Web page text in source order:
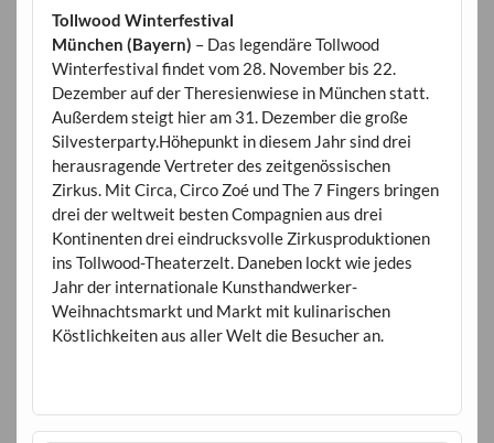
Tollwood Winterfestival
München (Bayern) – Das legendäre Tollwood
Winterfestival findet vom 28. November bis 22.
Dezember auf der Theresienwiese in München statt.
Außerdem steigt hier am 31. Dezember die große
Silvesterparty.Höhepunkt in diesem Jahr sind drei
herausragende Vertreter des zeitgenössischen
Zirkus. Mit Circa, Circo Zoé und The 7 Fingers bringen
drei der weltweit besten Compagnien aus drei
Kontinenten drei eindrucksvolle Zirkusproduktionen
ins Tollwood-Theaterzelt. Daneben lockt wie jedes
Jahr der internationale Kunsthandwerker-
Weihnachtsmarkt und Markt mit kulinarischen
Köstlichkeiten aus aller Welt die Besucher an.